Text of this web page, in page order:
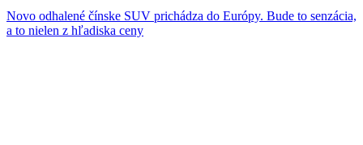
Novo odhalené čínske SUV prichádza do Európy. Bude to senzácia,
a to nielen z hľadiska ceny